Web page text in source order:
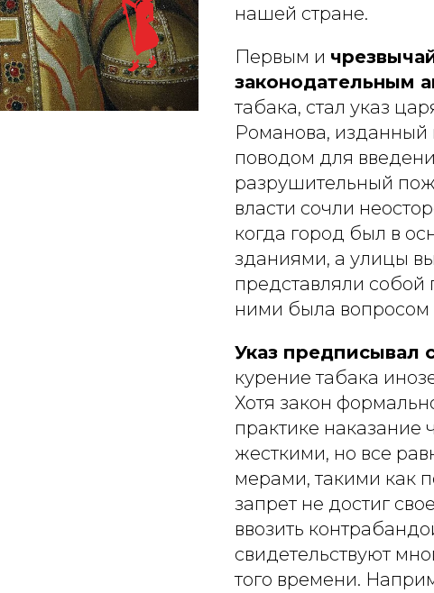
нашей стране.
Первым и
законодательным
табака, стал указ
Романова, изданный
поводом для
разрушительный
власти сочли
когда город был в
зданиями, а улицы
представляли собой
ними была вопросом
Указ предписывал
курение табака
Хотя закон
практике наказание
жесткими, но все
мерами, такими как
запрет не достиг
ввозить
свидетельствуют
того времени.